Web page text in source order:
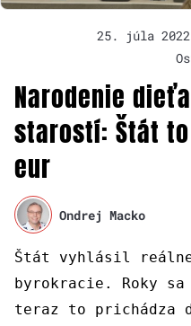
25. júla 2022
Narodenie
starostí: Štát
eur
Ondrej Macko
Štát vyhlásil
byrokracie. Roky
teraz to prichádza